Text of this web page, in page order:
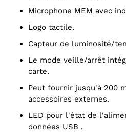
Microphone MEM avec
Logo tactile.
Capteur de luminosité/
Le mode veille/arrêt intégré permet d'éteindre la
carte.
Peut fournir jusqu'à 200 mA de courant aux
accessoires externes.
LED pour l'état de l'alimentation et le transfert de
données USB .